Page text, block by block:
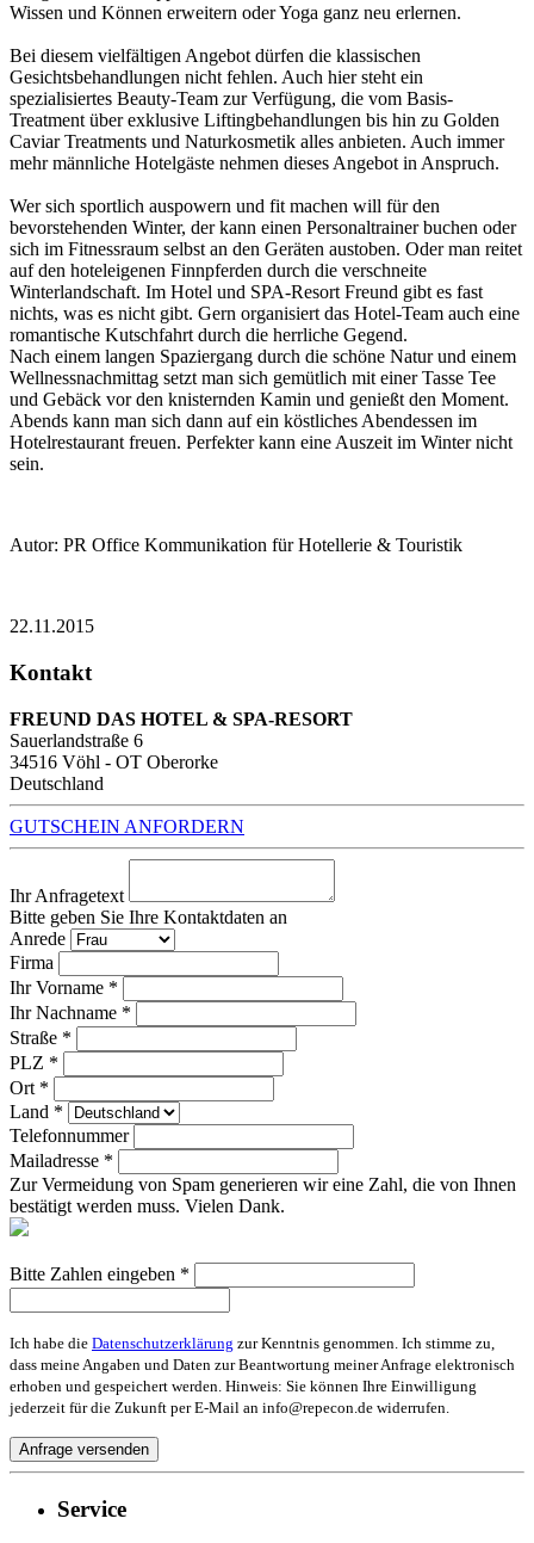
Wissen und Können erweitern oder Yoga ganz neu erlernen.
Bei diesem vielfältigen Angebot dürfen die klassischen
Gesichtsbehandlungen nicht fehlen. Auch hier steht ein
spezialisiertes Beauty-Team zur Verfügung, die vom Basis-
Treatment über exklusive Liftingbehandlungen bis hin zu Golden
Caviar Treatments und Naturkosmetik alles anbieten. Auch immer
mehr männliche Hotelgäste nehmen dieses Angebot in Anspruch.
Wer sich sportlich auspowern und fit machen will für den
bevorstehenden Winter, der kann einen Personaltrainer buchen oder
sich im Fitnessraum selbst an den Geräten austoben. Oder man reitet
auf den hoteleigenen Finnpferden durch die verschneite
Winterlandschaft. Im Hotel und SPA-Resort Freund gibt es fast
nichts, was es nicht gibt. Gern organisiert das Hotel-Team auch eine
romantische Kutschfahrt durch die herrliche Gegend.
Nach einem langen Spaziergang durch die schöne Natur und einem
Wellnessnachmittag setzt man sich gemütlich mit einer Tasse Tee
und Gebäck vor den knisternden Kamin und genießt den Moment.
Abends kann man sich dann auf ein köstliches Abendessen im
Hotelrestaurant freuen. Perfekter kann eine Auszeit im Winter nicht
sein.
Autor: PR Office Kommunikation für Hotellerie & Touristik
22.11.2015
Kontakt
FREUND DAS HOTEL & SPA-RESORT
Sauerlandstraße 6
34516 Vöhl - OT Oberorke
Deutschland
GUTSCHEIN ANFORDERN
Ihr Anfragetext
Bitte geben Sie Ihre Kontaktdaten an
Anrede
Firma
Ihr Vorname *
Ihr Nachname *
Straße *
PLZ *
Ort *
Land *
Telefonnummer
Mailadresse *
Zur Vermeidung von Spam generieren wir eine Zahl, die von Ihnen
bestätigt werden muss. Vielen Dank.
Bitte Zahlen eingeben *
Ich habe die Datenschutzerklärung zur Kenntnis genommen. Ich stimme zu,
dass meine Angaben und Daten zur Beantwortung meiner Anfrage elektronisch
erhoben und gespeichert werden. Hinweis: Sie können Ihre Einwilligung
jederzeit für die Zukunft per E-Mail an info@repecon.de widerrufen.
Service